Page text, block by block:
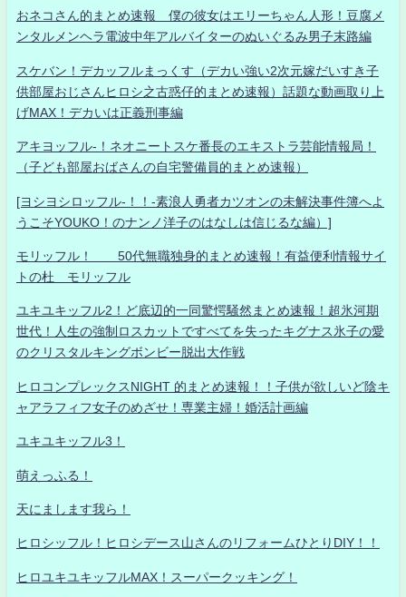
おネコさん的まとめ速報 僕の彼女はエリーちゃん人形！豆腐メ
ンタルメンヘラ電波中年アルバイターのぬいぐるみ男子末路編
スケバン！デカッフルまっくす（デカい強い2次元嫁だいすき子
供部屋おじさんヒロシ之古惑仔的まとめ速報）話題な動画取り上
げMAX！デカいは正義刑事編
アキヨッフル-！ネオニートスケ番長のエキストラ芸能情報局！
（子ども部屋おばさんの自宅警備員的まとめ速報）
[ヨシヨシロッフル-！！-素浪人勇者カツオンの未解決事件簿へよ
うこそYOUKO！のナンノ洋子のはなしは信じるな編）]
モリッフル！ 50代無職独身的まとめ速報！有益便利情報サイ
トの杜 モリッフル
ユキユキッフル2！ど底辺的一同驚愕騒然まとめ速報！超氷河期
世代！人生の強制ロスカットですべてを失ったキグナス氷子の愛
のクリスタルキングボンビー脱出大作戦
ヒロコンプレックスNIGHT 的まとめ速報！！子供が欲しいど陰キ
ャアラフィフ女子のめざせ！専業主婦！婚活計画編
ユキユキッフル3！
萌えっふる！
天にまします我ら！
ヒロシッフル！ヒロシデース山さんのリフォームひとりDIY！！
ヒロユキユキッフルMAX！スーパークッキング！